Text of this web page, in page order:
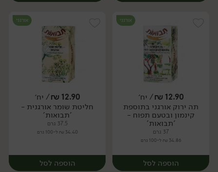
יח׳ יח׳
אורגני
12.90
₪/ יח׳
תה ירוק אורגני בתוספת
קינמון ובטעם תפוח -
'תבואות'
37 גרם
34.86 ₪ ל-100 גרם
הוספה לסל
אורגני
12.90
₪/ יח׳
חליטת שומר אורגנית -
'תבואות'
37.5 גרם
34.40 ₪ ל-100 גרם
הוספה לסל